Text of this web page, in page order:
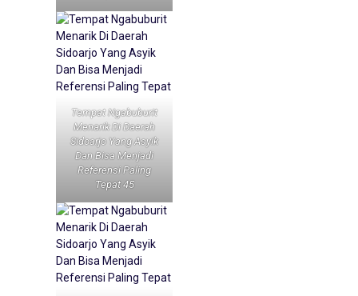
Tempat Ngabuburit
Menarik Di Daerah
Sidoarjo Yang Asyik
Dan Bisa Menjadi
Referensi Paling
Tepat 45